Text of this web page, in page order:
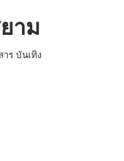
าม
าร บันเทิง